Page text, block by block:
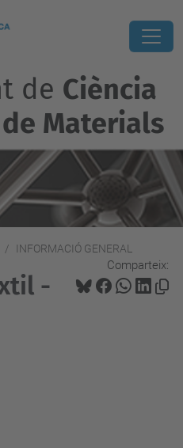
de Ciència
Materials
INFORMACIÓ GENERAL
Comparteix:
-